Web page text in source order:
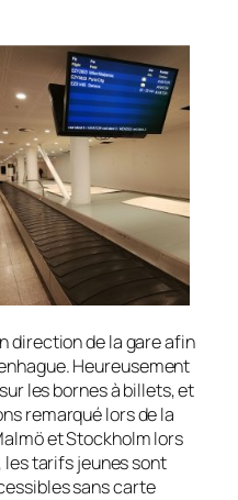
direction de la gare afin
Heureusement
les bornes à billets, et
remarqué lors de la
et Stockholm lors
les tarifs jeunes sont
sans carte